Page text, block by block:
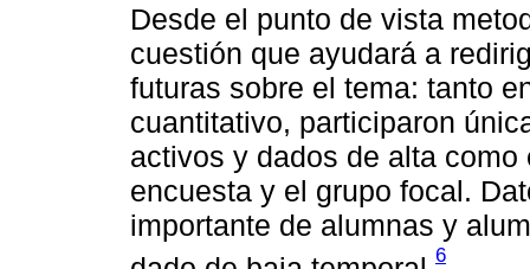
Desde el punto de vista
cuestión que ayudará a
futuras sobre el tema: tanto
cuantitativo, participaron
activos y dados de alta
encuesta y el grupo focal.
importante de alumnas y
6